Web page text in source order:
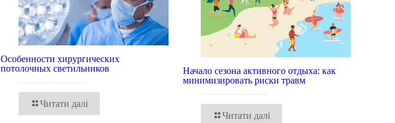
Особенности хирургических
потолочных светильников
Читати далі
Начало сезона активного отдыха: как
минимизировать риски травм
Читати далі